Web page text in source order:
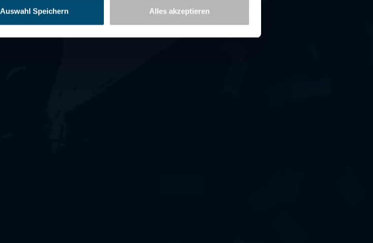
Auswahl Speichern Alles akzeptieren